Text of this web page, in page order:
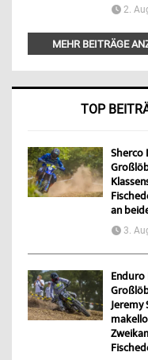
2.
MEHR BEITRÄGE
TOP
Sherco
an
3.
Enduro
Jeremy